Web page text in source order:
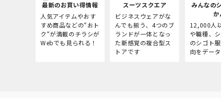
最新のお買い得情報
人気アイテムやおす
すめ商品などの“おト
ク“が満載のチラシが
Webでも見られる！
スーツスクエア
ビジネスウェアがな
んでも揃う、4つのブ
ランドが一体となっ
た新感覚の複合型ス
トアです
みんなの
か
12,000人
や職種、
のシゴト
向をデー